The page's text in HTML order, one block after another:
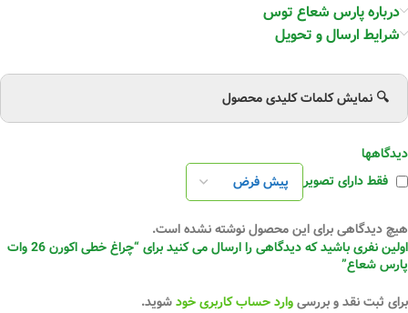
درباره پارس شعاع توس
شرایط ارسال و تحویل
🔍 نمایش کلمات کلیدی محصول
دیدگاهها
فقط دارای تصویر
هیچ دیدگاهی برای این محصول نوشته نشده است.
اولین نفری باشید که دیدگاهی را ارسال می کنید برای “چراغ خطی اکورن 26 وات
پارس شعاع”
برای ثبت نقد و بررسیوارد حساب کاربری خودشوید.